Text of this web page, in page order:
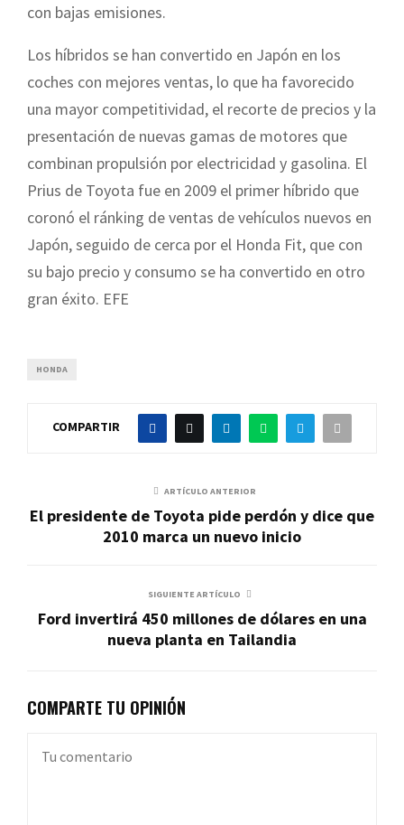
con bajas emisiones.
Los híbridos se han convertido en Japón en los
coches con mejores ventas, lo que ha favorecido
una mayor competitividad, el recorte de precios y la
presentación de nuevas gamas de motores que
combinan propulsión por electricidad y gasolina. El
Prius de Toyota fue en 2009 el primer híbrido que
coronó el ránking de ventas de vehículos nuevos en
Japón, seguido de cerca por el Honda Fit, que con
su bajo precio y consumo se ha convertido en otro
gran éxito. EFE
HONDA
COMPARTIR
ARTÍCULO ANTERIOR
El presidente de Toyota pide perdón y dice que
2010 marca un nuevo inicio
SIGUIENTE ARTÍCULO
Ford invertirá 450 millones de dólares en una
nueva planta en Tailandia
COMPARTE TU OPINIÓN